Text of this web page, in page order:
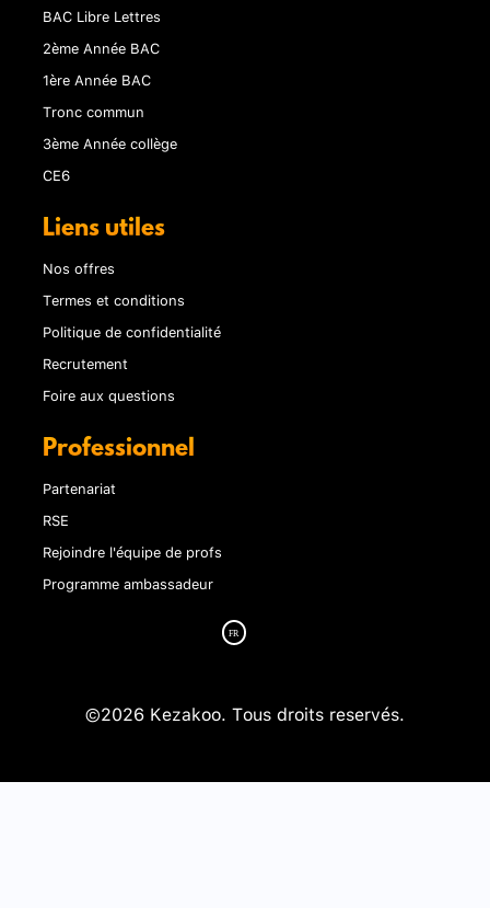
BAC Libre Lettres
2ème Année BAC
1ère Année BAC
Tronc commun
3ème Année collège
CE6
Liens utiles
Nos offres
Termes et conditions
Politique de confidentialité
Recrutement
Foire aux questions
Professionnel
Partenariat
RSE
Rejoindre l'équipe de profs
Programme ambassadeur
©2026 Kezakoo. Tous droits reservés.